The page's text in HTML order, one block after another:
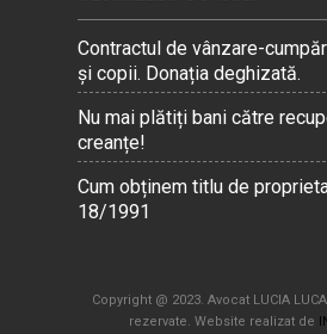
Contractul de vânzare-
și copii. Donația deghizată.
Nu mai plătiți bani către
creanțe!
Cum obținem titlu de
18/1991
Copyright @ 2023. Avocat LUCIA
rezervate. Website realizat de